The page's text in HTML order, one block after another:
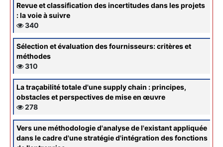
Revue et classification des incertitudes dans les projets
: la voie à suivre
340
Sélection et évaluation des fournisseurs: critères et
méthodes
310
La traçabilité totale d'une supply chain : principes,
obstacles et perspectives de mise en œuvre
278
Vers une méthodologie d'analyse de l'existant appliquée
dans le cadre d'une stratégie d'intégration des fonctions